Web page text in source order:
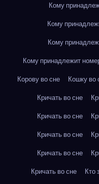
Кому
Кому
Кому
Кому принадлежит
Корову во сне
Кошку во
Кричать во сне
Кричать во сне
Кричать во сне
Кричать во сне
Кричать во сне
Кто